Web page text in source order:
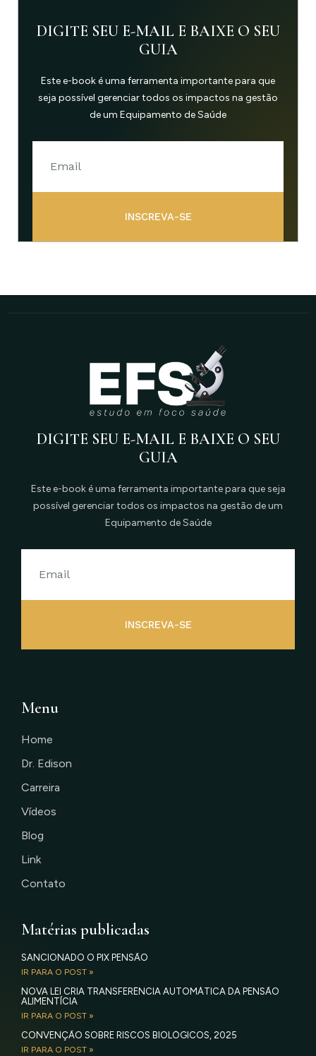
DIGITE SEU E-MAIL E BAIXE O SEU
GUIA
Este e-book é uma ferramenta importante para que
seja possível gerenciar todos os impactos na gestão
de um Equipamento de Saúde
INSCREVA-SE
DIGITE SEU E-MAIL E BAIXE O SEU
GUIA
Este e-book é uma ferramenta importante para que seja
possível gerenciar todos os impactos na gestão de um
Equipamento de Saúde
INSCREVA-SE
Menu
Home
Dr. Edison
Carreira
Vídeos
Blog
Link
Contato
Matérias publicadas
SANCIONADO O PIX PENSÃO
IR PARA O POST »
NOVA LEI CRIA TRANSFERÊNCIA AUTOMÁTICA DA PENSÃO
ALIMENTÍCIA
IR PARA O POST »
CONVENÇÃO SOBRE RISCOS BIOLÓGICOS, 2025
IR PARA O POST »